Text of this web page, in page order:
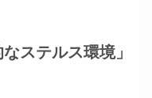
ステルス環境」